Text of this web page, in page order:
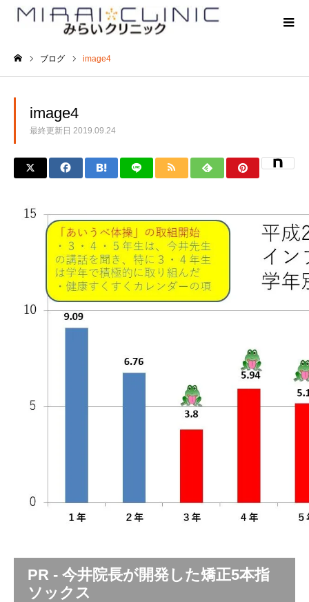
ブログ image4
image4
最終更新日 2019.09.24
PR - 今井院長が開発した矯正5本指
ソックス